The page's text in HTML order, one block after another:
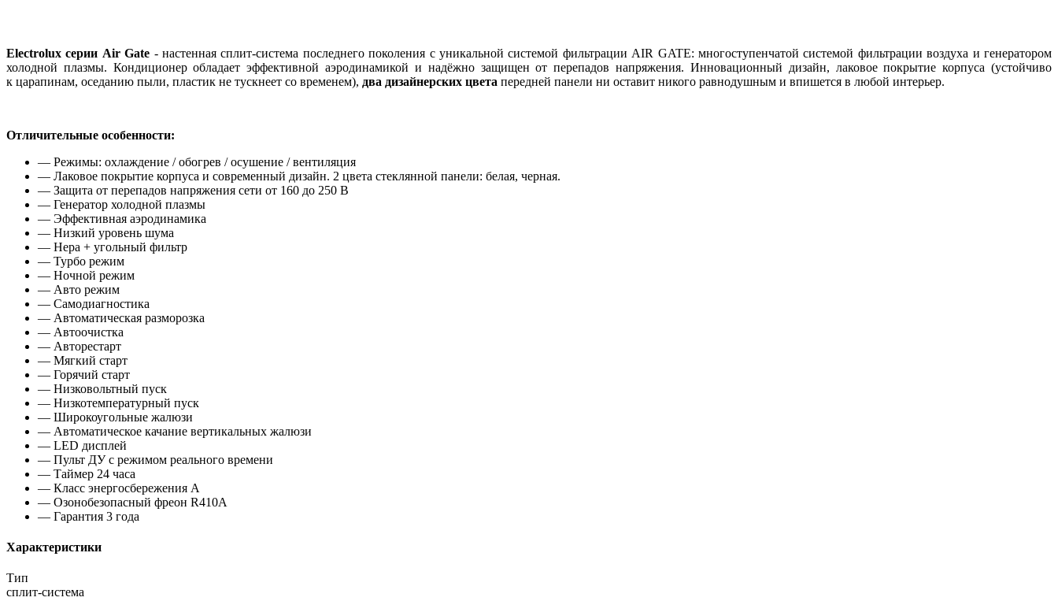
Electrolux серии Air Gate - настеннаясплит-система последнего поколения c уникальной системой фильтрации AIR GATE: многоступенчатой системой фильтрации воздуха и генератором
холодной плазмы. Кондиционер обладает эффективной аэродинамикой и надёжно защищен от перепадов напряжения. Инновационный дизайн, лаковое покрытие корпуса (устойчиво
к царапинам, оседанию пыли, пластик не тускнеет со временем), два дизайнерских цвета передней панели ни оставит никого равнодушным и впишется в любой интерьер.
Отличительные особенности:
— Режимы: охлаждение / обогрев / осушение / вентиляция
— Лаковое покрытие корпуса и современный дизайн. 2 цвета стеклянной панели: белая, черная.
— Защита от перепадов напряжения сети от 160 до 250 В
— Генератор холодной плазмы
— Эффективная аэродинамика
— Низкий уровень шума
— Hepa + угольный фильтр
— Турбо режим
— Ночной режим
— Авто режим
— Самодиагностика
— Автоматическая разморозка
— Автоочистка
— Авторестарт
— Мягкий старт
— Горячий старт
— Низковольтный пуск
— Низкотемпературный пуск
— Широкоугольные жалюзи
— Автоматическое качание вертикальных жалюзи
— LED дисплей
— Пульт ДУ с режимом реального времени
— Таймер 24 часа
— Класс энергосбережения A
— Озонобезопасный фреон R410A
— Гарантия 3 года
Характеристики
Тип
сплит-система